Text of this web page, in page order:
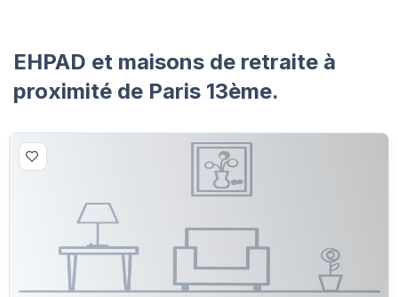
EHPAD et maisons de retraite à
proximité de Paris 13ème.